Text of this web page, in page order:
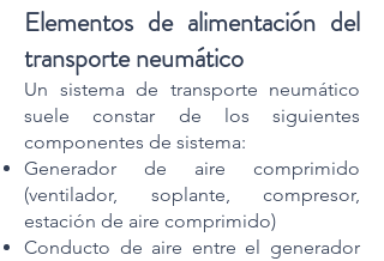
Elementos de alimentación del
transporte neumático
Un sistema de transporte neumático
suele constar de los siguientes
componentes de sistema:
Generador de aire comprimido
(ventilador, soplante, compresor,
estación de aire comprimido)
Conducto de aire entre el generador